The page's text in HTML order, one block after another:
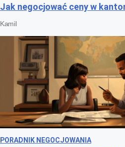
Jak negocjować ceny w
Kamil
PORADNIK NEGOCJOWANIA